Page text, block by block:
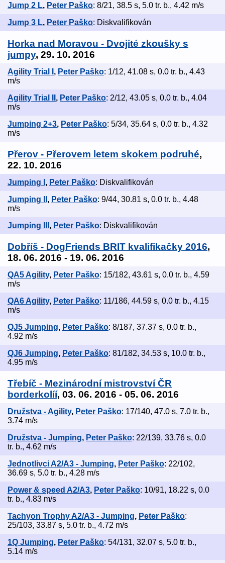
Jump 2 L, Peter Paško: 8/21, 38.5 s, 5.0 tr. b., 4.42 m/s
Jump 3 L, Peter Paško: Diskvalifikován
Horka nad Moravou - Dvojité zkoušky s
jumpy, 29. 10. 2016
Agility Trial I , Peter Paško: 1/12, 41.08 s, 0.0 tr. b., 4.43
m/s
Agility Trial II , Peter Paško: 2/12, 43.05 s, 0.0 tr. b., 4.04
m/s
Jumping 2+3, Peter Paško: 5/34, 35.64 s, 0.0 tr. b., 4.32
m/s
Přerov - Přerovem letem skokem podruhé,
22. 10. 2016
Jumping I , Peter Paško: Diskvalifikován
Jumping II , Peter Paško: 9/44, 30.81 s, 0.0 tr. b., 4.48
m/s
Jumping III , Peter Paško: Diskvalifikován
Dobříš - DogFriends ​BRIT ​kvalifikačky 2016,
18. 06. 2016 - 19. 06. 2016
QA5 Agility, Peter Paško: 15/182, 43.61 s, 0.0 tr. b., 4.59
m/s
QA6 Agility, Peter Paško: 11/186, 44.59 s, 0.0 tr. b., 4.15
m/s
QJ5 Jumping, Peter Paško: 8/187, 37.37 s, 0.0 tr. b.,
4.92 m/s
QJ6 Jumping, Peter Paško: 81/182, 34.53 s, 10.0 tr. b.,
4.95 m/s
Třebíč - Mezinárodní mistrovství ČR
borderkolíí, 03. 06. 2016 - 05. 06. 2016
Družstva - Agility, Peter Paško: 17/140, 47.0 s, 7.0 tr. b.,
3.74 m/s
Družstva - Jumping, Peter Paško: 22/139, 33.76 s, 0.0
tr. b., 4.62 m/s
Jednotlivci A2/A3 - Jumping, Peter Paško: 22/102,
36.69 s, 5.0 tr. b., 4.28 m/s
Power & speed A2/A3, Peter Paško: 10/91, 18.22 s, 0.0
tr. b., 4.83 m/s
Tachyon Trophy A2/A3 - Jumping, Peter Paško:
25/103, 33.87 s, 5.0 tr. b., 4.72 m/s
1Q Jumping, Peter Paško: 54/131, 32.07 s, 5.0 tr. b.,
5.14 m/s